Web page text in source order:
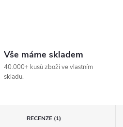
Vše máme skladem
40.000+ kusů zboží ve vlastním
skladu.
RECENZE (1)